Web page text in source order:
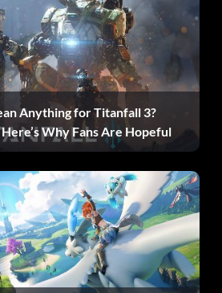
Anything for Titanfall 3?
Why Fans Are Hopeful